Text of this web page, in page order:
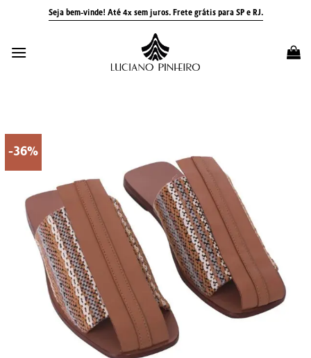
Seja bem-vinde! Até 4x sem juros. Frete grátis para SP e RJ.
-36%